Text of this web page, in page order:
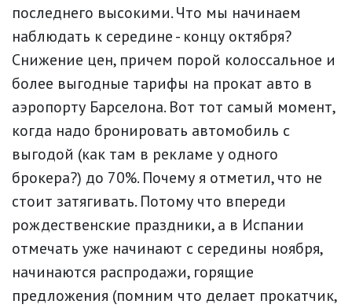
последнего высокими. Что мы начинаем
наблюдать к середине - концу октября?
Снижение цен, причем порой колоссальное и
более выгодные тарифы на прокат авто в
аэропорту Барселона. Вот тот самый момент,
когда надо бронировать автомобиль с
выгодой (как там в рекламе у одного
брокера?) до 70%. Почему я отметил, что не
стоит затягивать. Потому что впереди
рождественские праздники, а в Испании
отмечать уже начинают с середины ноября,
начинаются распродажи, горящие
предложения (помним что делает прокатчик,